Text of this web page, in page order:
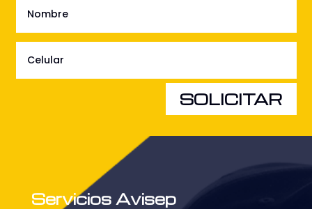
SOLICITAR
Servicios Avisep